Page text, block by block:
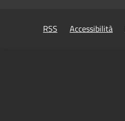
RSS Accessibilità